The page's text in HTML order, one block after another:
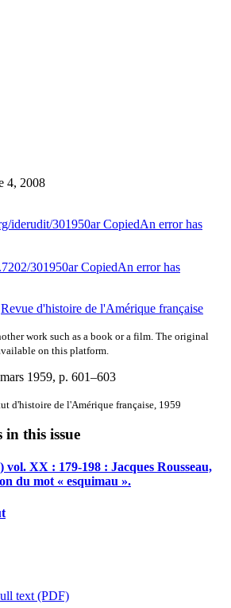
4, 2008
iderudit/301950arCopiedAn error has
301950arCopiedAn error has
Revue d'histoire de l'Amérique française
work such as a book or a film. The original
on this platform.
1959, p. 601–603
d'histoire de l'Amérique française, 1959
in this issue
vol. XX : 179-198 : Jacques Rousseau,
du mot « esquimau ».
text (PDF)